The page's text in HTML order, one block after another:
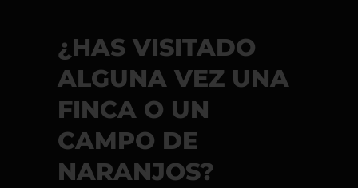
¿HAS VISITADO
ALGUNA VEZ UNA
FINCA O UN
CAMPO DE
NARANJOS?